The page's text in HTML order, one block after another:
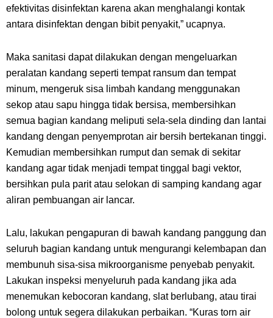
efektivitas disinfektan karena akan menghalangi kontak
antara disinfektan dengan bibit penyakit,” ucapnya.
Maka sanitasi dapat dilakukan dengan mengeluarkan
peralatan kandang seperti tempat ransum dan tempat
minum, mengeruk sisa limbah kandang menggunakan
sekop atau sapu hingga tidak bersisa, membersihkan
semua bagian kandang meliputi sela-sela dinding dan lantai
kandang dengan penyemprotan air bersih bertekanan tinggi.
Kemudian membersihkan rumput dan semak di sekitar
kandang agar tidak menjadi tempat tinggal bagi vektor,
bersihkan pula parit atau selokan di samping kandang agar
aliran pembuangan air lancar.
Lalu, lakukan pengapuran di bawah kandang panggung dan
seluruh bagian kandang untuk mengurangi kelembapan dan
membunuh sisa-sisa mikroorganisme penyebab penyakit.
Lakukan inspeksi menyeluruh pada kandang jika ada
menemukan kebocoran kandang, slat berlubang, atau tirai
bolong untuk segera dilakukan perbaikan. “Kuras torn air